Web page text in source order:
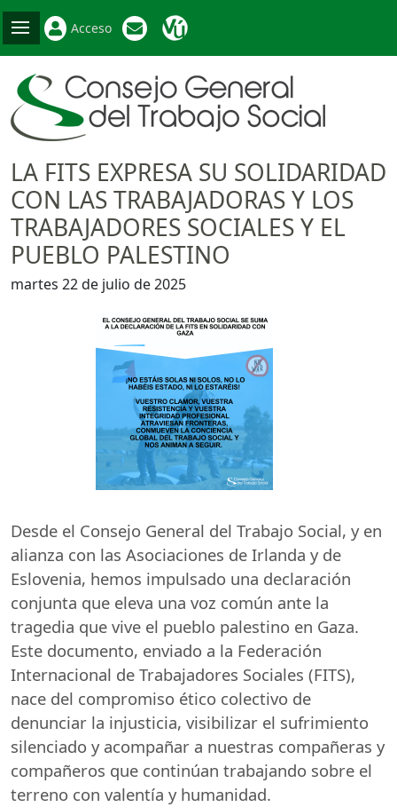
Acceso
LA FITS EXPRESA SU SOLIDARIDAD
CON LAS TRABAJADORAS Y LOS
TRABAJADORES SOCIALES Y EL
PUEBLO PALESTINO
martes 22 de julio de 2025
Desde el Consejo General del Trabajo Social, y en
alianza con las Asociaciones de Irlanda y de
Eslovenia, hemos impulsado una declaración
conjunta que eleva una voz común ante la
tragedia que vive el pueblo palestino en Gaza.
Este documento, enviado a la Federación
Internacional de Trabajadores Sociales (FITS),
nace del compromiso ético colectivo de
denunciar la injusticia, visibilizar el sufrimiento
silenciado y acompañar a nuestras compañeras y
compañeros que continúan trabajando sobre el
terreno con valentía y humanidad.